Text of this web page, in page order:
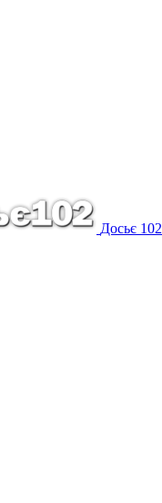
Досьє 102